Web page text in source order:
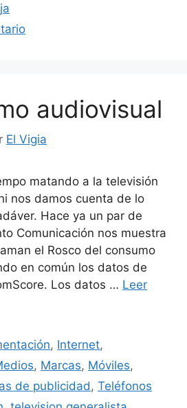
audiovisual
El Vigia
matando a la televisión
nos damos cuenta de lo
Hace ya un par de
Comunicación nos muestra
el Rosco del consumo
en común los datos de
Los datos … Leer
, Internet,
, Marcas, Móviles,
de publicidad, Teléfonos